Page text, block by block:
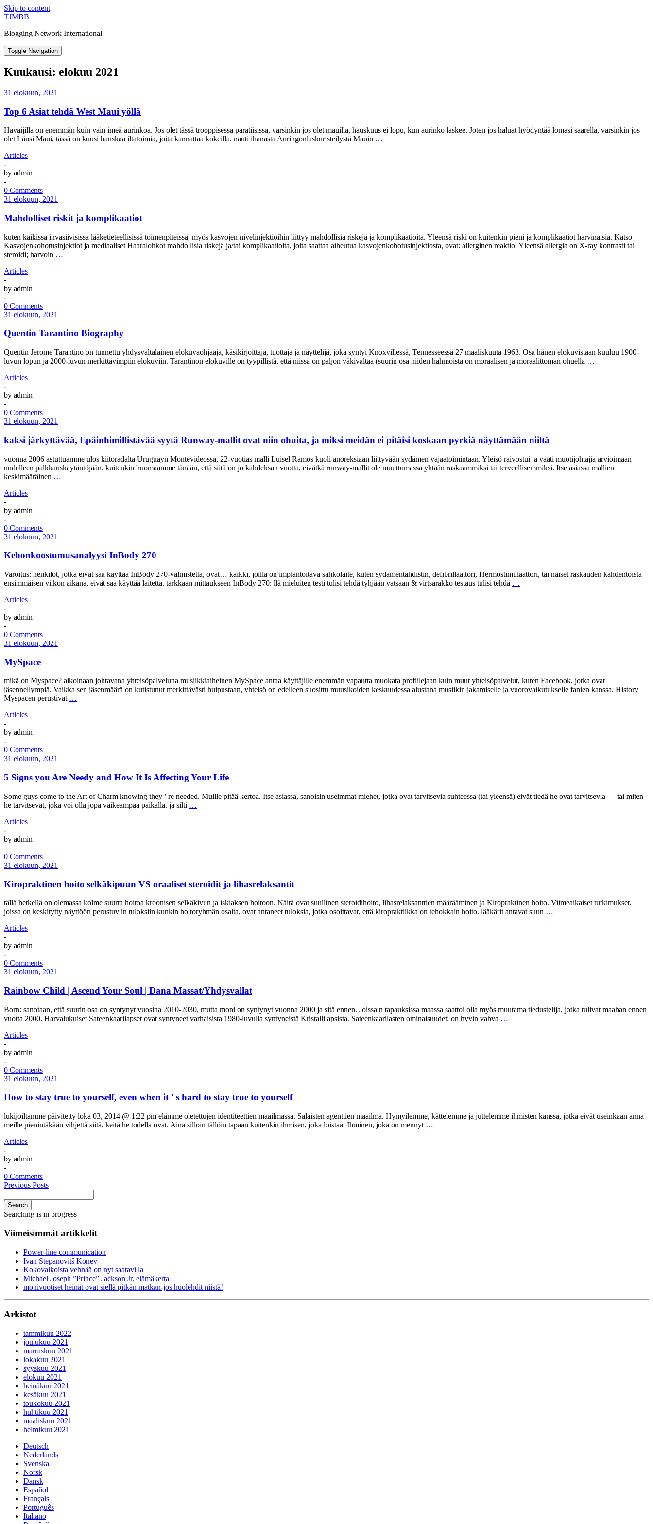
Skip to content
TJMBB
Blogging Network International
Toggle Navigation
Kuukausi: elokuu 2021
31 elokuun, 2021
Top 6 Asiat tehdä West Maui yöllä
Havaijilla on enemmän kuin vain imeä aurinkoa. Jos olet tässä trooppisessa paratiisissa, varsinkin jos olet mauilla, hauskuus ei lopu, kun aurinko laskee. Joten jos haluat hyödyntää lomasi saarella, varsinkin jos
olet Länsi Maui, tässä on kuusi hauskaa iltatoimia, joita kannattaa kokeilla. nauti ihanasta Auringonlaskuristeilystä Mauin …
Articles
-
by admin
-
0 Comments
31 elokuun, 2021
Mahdolliset riskit ja komplikaatiot
kuten kaikissa invasiivisissa lääketieteellisissä toimenpiteissä, myös kasvojen nivelinjektioihin liittyy mahdollisia riskejä ja komplikaatioita. Yleensä riski on kuitenkin pieni ja komplikaatiot harvinaisia. Katso
Kasvojenkohotusinjektiot ja mediaaliset Haaralohkot mahdollisia riskejä ja/tai komplikaatioita, joita saattaa aiheutua kasvojenkohotusinjektiosta, ovat: allerginen reaktio. Yleensä allergia on X-ray kontrasti tai
steroidi; harvoin …
Articles
-
by admin
-
0 Comments
31 elokuun, 2021
Quentin Tarantino Biography
Quentin Jerome Tarantino on tunnettu yhdysvaltalainen elokuvaohjaaja, käsikirjoittaja, tuottaja ja näyttelijä, joka syntyi Knoxvillessä, Tennesseessä 27.maaliskuuta 1963. Osa hänen elokuvistaan kuuluu 1900-
luvun lopun ja 2000-luvun merkittävimpiin elokuviin. Tarantinon elokuville on tyypillistä, että niissä on paljon väkivaltaa (suurin osa niiden hahmoista on moraalisen ja moraalittoman ohuella …
Articles
-
by admin
-
0 Comments
31 elokuun, 2021
kaksi järkyttävää, Epäinhimillistävää syytä Runway-mallit ovat niin ohuita, ja miksi meidän ei pitäisi koskaan pyrkiä näyttämään niiltä
vuonna 2006 astuttuamme ulos kiitoradalta Uruguayn Montevideossa, 22-vuotias malli Luisel Ramos kuoli anoreksiaan liittyvään sydämen vajaatoimintaan. Yleisö raivostui ja vaati muotijohtajia arvioimaan
uudelleen palkkauskäytäntöjään. kuitenkin huomaamme tänään, että siitä on jo kahdeksan vuotta, eivätkä runway-mallit ole muuttumassa yhtään raskaammiksi tai terveellisemmiksi. Itse asiassa mallien
keskimääräinen …
Articles
-
by admin
-
0 Comments
31 elokuun, 2021
Kehonkoostumusanalyysi InBody 270
Varoitus: henkilöt, jotka eivät saa käyttää InBody 270-valmistetta, ovat… kaikki, joilla on implantoitava sähkölaite, kuten sydämentahdistin, defibrillaattori, Hermostimulaattori, tai naiset raskauden kahdentoista
ensimmäisen viikon aikana, eivät saa käyttää laitetta. tarkkaan mittaukseen InBody 270: llä mieluiten testi tulisi tehdä tyhjään vatsaan & virtsarakko testaus tulisi tehdä …
Articles
-
by admin
-
0 Comments
31 elokuun, 2021
MySpace
mikä on Myspace? aikoinaan johtavana yhteisöpalveluna musiikkiaiheinen MySpace antaa käyttäjille enemmän vapautta muokata profiilejaan kuin muut yhteisöpalvelut, kuten Facebook, jotka ovat
jäsennellympiä. Vaikka sen jäsenmäärä on kutistunut merkittävästi huipustaan, yhteisö on edelleen suosittu muusikoiden keskuudessa alustana musiikin jakamiselle ja vuorovaikutukselle fanien kanssa. History
Myspacen perustivat …
Articles
-
by admin
-
0 Comments
31 elokuun, 2021
5 Signs you Are Needy and How It Is Affecting Your Life
Some guys come to the Art of Charm knowing they ’ re needed. Muille pitää kertoa. Itse asiassa, sanoisin useimmat miehet, jotka ovat tarvitsevia suhteessa (tai yleensä) eivät tiedä he ovat tarvitsevia — tai miten
he tarvitsevat, joka voi olla jopa vaikeampaa paikalla. ja silti …
Articles
-
by admin
-
0 Comments
31 elokuun, 2021
Kiropraktinen hoito selkäkipuun VS oraaliset steroidit ja lihasrelaksantit
tällä hetkellä on olemassa kolme suurta hoitoa kroonisen selkäkivun ja iskiaksen hoitoon. Näitä ovat suullinen steroidihoito, lihasrelaksanttien määrääminen ja Kiropraktinen hoito. Viimeaikaiset tutkimukset,
joissa on keskitytty näyttöön perustuviin tuloksiin kunkin hoitoryhmän osalta, ovat antaneet tuloksia, jotka osoittavat, että kiropraktiikka on tehokkain hoito. lääkärit antavat suun …
Articles
-
by admin
-
0 Comments
31 elokuun, 2021
Rainbow Child | Ascend Your Soul | Dana Massat/Yhdysvallat
Born: sanotaan, että suurin osa on syntynyt vuosina 2010-2030, mutta moni on syntynyt vuonna 2000 ja sitä ennen. Joissain tapauksissa maassa saattoi olla myös muutama tiedustelija, jotka tulivat maahan ennen
vuotta 2000. Harvalukuiset Sateenkaarilapset ovat syntyneet varhaisista 1980-luvulla syntyneistä Kristallilapsista. Sateenkaarilasten ominaisuudet: on hyvin vahva …
Articles
-
by admin
-
0 Comments
31 elokuun, 2021
How to stay true to yourself, even when it ’ s hard to stay true to yourself
lukijoiltamme päivitetty loka 03, 2014 @ 1:22 pm elämme oletettujen identiteettien maailmassa. Salaisten agenttien maailma. Hymyilemme, kättelemme ja juttelemme ihmisten kanssa, jotka eivät useinkaan anna
meille pienintäkään vihjettä siitä, keitä he todella ovat. Aina silloin tällöin tapaan kuitenkin ihmisen, joka loistaa. Ihminen, joka on mennyt …
Articles
-
by admin
-
0 Comments
Previous Posts
Search
Searching is in progress
Viimeisimmät artikkelit
Power-line communication
Ivan Stepanovitš Konev
Kokovalkoista vehnää on nyt saatavilla
Michael Joseph ”Prince” Jackson Jr. elämäkerta
monivuotiset heinät ovat siellä pitkän matkan-jos huolehdit niistä!
Arkistot
tammikuu 2022
joulukuu 2021
marraskuu 2021
lokakuu 2021
syyskuu 2021
elokuu 2021
heinäkuu 2021
kesäkuu 2021
toukokuu 2021
huhtikuu 2021
maaliskuu 2021
helmikuu 2021
Deutsch
Nederlands
Svenska
Norsk
Dansk
Español
Français
Português
Italiano